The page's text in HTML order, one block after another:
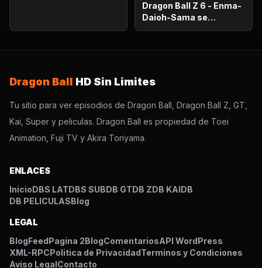
Dragon Ball Z 6 - Enma-
Daioh-Sama se
sorprende. Habrá que
mundo?
Dragon Ball HD Sin Limites
Tu sitio para ver episodios de Dragon Ball, Dragon Ball Z, GT,
Kai, Super y peliculas. Dragon Ball es propiedad de Toei
Animation, Fuji TV y Akira Toriyama.
ENLACES
InicioDBS LATDBS SUBDB GTDB ZDB KAIDB
DB PELICULASBlog
LEGAL
BlogFeedPagina 2BlogComentariosAPI WordPress
XML-RPCPolitica de PrivacidadTerminos y Condiciones
Aviso LegalContacto